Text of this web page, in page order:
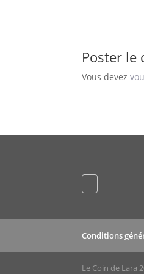
Poster le
Vous devez
Conditions
Le Coin de Lara